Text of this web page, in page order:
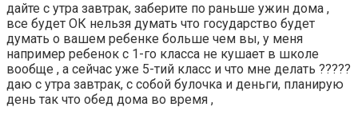
дайте с утра завтрак, заберите по раньше ужин дома ,
все будет ОК нельзя думать что государство будет
думать о вашем ребенке больше чем вы, у меня
например ребенок с 1-го класса не кушает в школе
вообще , а сейчас уже 5-тий класс и что мне делать ?????
даю с утра завтрак, с собой булочка и деньги, планирую
день так что обед дома во время ,